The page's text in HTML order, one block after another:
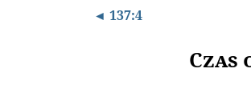
◄ 137:4
Czas